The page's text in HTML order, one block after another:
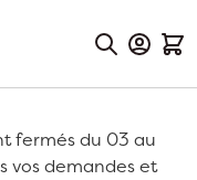
fermés du 03 au
vos demandes et